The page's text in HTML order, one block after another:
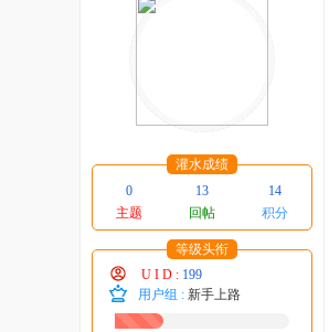
灌水成绩
0
13
14
主题
回帖 积分
等级头衔
U I D : 199
用户组 : 新手上路